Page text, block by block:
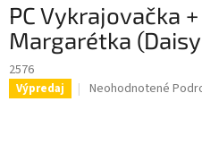
PC Vykrajovačka
Margarétka
2576
Výpredaj
Priemerné
Neohodnotené